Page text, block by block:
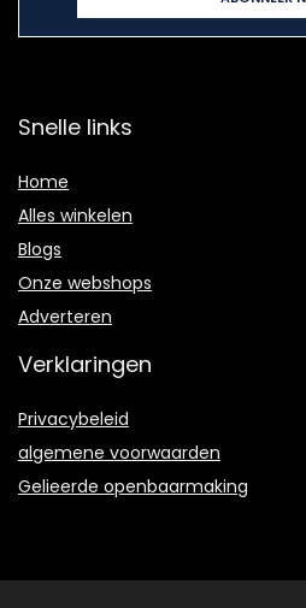
Snelle links
Home
Alles winkelen
Blogs
Onze webshops
Adverteren
Verklaringen
Privacybeleid
algemene voorwaarden
Gelieerde openbaarmaking